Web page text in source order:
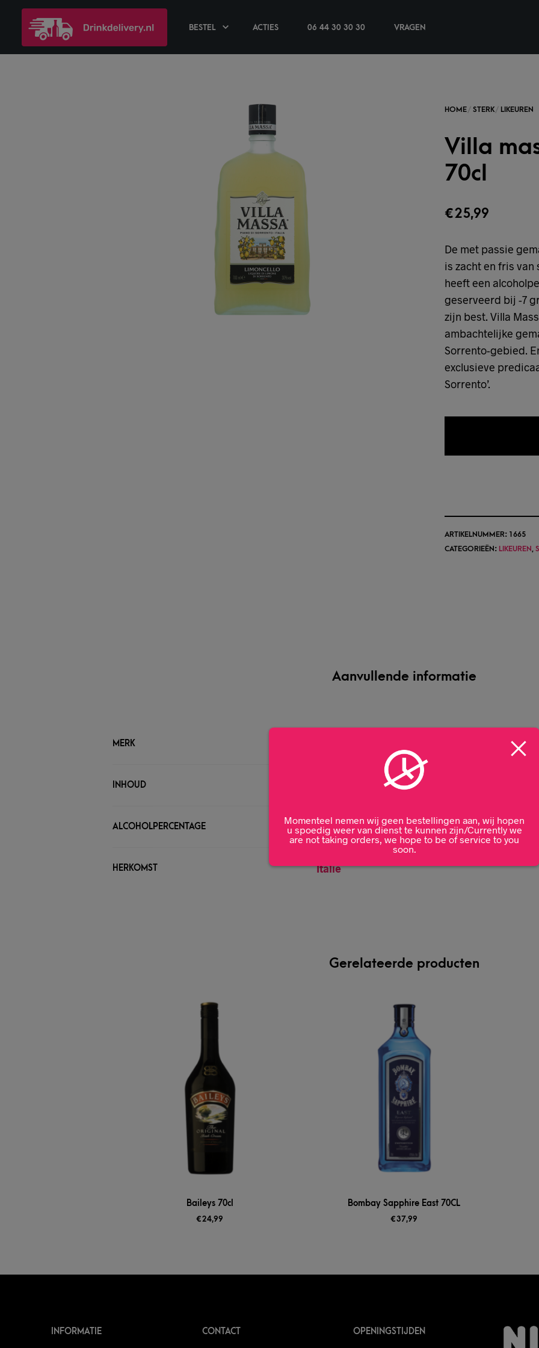
BESTEL ACTIES 06 44 30 30 30 VRAGEN
Villa
70cl
€25,99
De met passie
is zacht en fris van
heeft een
geserveerd bij -7
zijn best. Villa
ambachtelijke
Sorrento-gebied.
exclusieve
Sorrento’.
ARTIKELNUMMER: 1665
CATEGORIEËN: LIKEUREN,
Aanvullende informatie
MERK
INHOUD
ALCOHOLPERCENTAGE 30%
HERKOMST Italië
Gerelateerde producten
Baileys 70cl
€24,99
Bombay Sapphire East 70CL
€37,99
INFORMATIE CONTACT OPENINGSTIJDEN
Momenteel nemen wij geen bestellingen aan, wij hopen
u spoedig weer van dienst te kunnen zijn/Currently we
are not taking orders, we hope to be of service to you
soon.